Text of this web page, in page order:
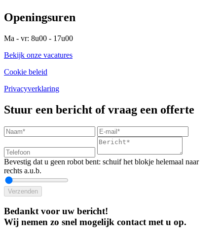
Openingsuren
Ma - vr: 8u00 - 17u00
Bekijk onze vacatures
Cookie beleid
Privacyverklaring
Stuur een bericht of vraag een offerte
Bevestig dat u geen robot bent: schuif het blokje helemaal naar
rechts a.u.b.
Verzenden
Bedankt voor uw bericht!
Wij nemen zo snel mogelijk contact met u op.